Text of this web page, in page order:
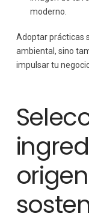
moderno.
Adoptar prácticas
ambiental, sino
impulsar tu